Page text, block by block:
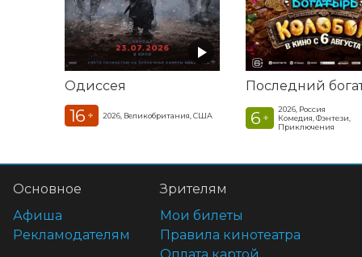
Одиссея
16 + 2026, Великобритания, США 6 +
2026, Россия
Комедия, Фэнтези,
Приключения
Основное
Афиша
Рекламодателям
Зрителям
Мои билеты
Правила кинотеатра